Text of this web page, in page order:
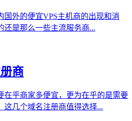
国外的便宜VPS主机商的出现和消
还是那么一些主流服务商...
商
在乎商家多便宜，更为在乎的是需要
这几个域名注册商值得选择...